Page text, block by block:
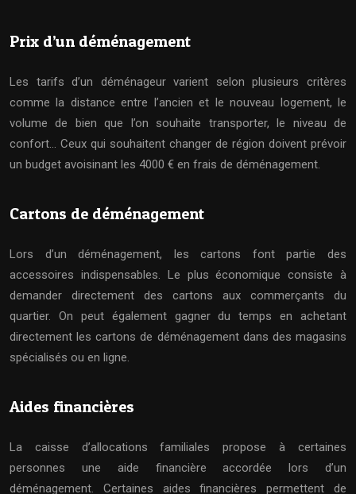
Prix d’un déménagement
Les tarifs d’un déménageur varient selon plusieurs critères
comme la distance entre l’ancien et le nouveau logement, le
volume de bien que l’on souhaite transporter, le niveau de
confort… Ceux qui souhaitent changer de région doivent prévoir
un budget avoisinant les 4000 € en frais de déménagement.
Cartons de déménagement
Lors d’un déménagement, les cartons font partie des
accessoires indispensables. Le plus économique consiste à
demander directement des cartons aux commerçants du
quartier. On peut également gagner du temps en achetant
directement les cartons de déménagement dans des magasins
spécialisés ou en ligne.
Aides financières
La caisse d’allocations familiales propose à certaines
personnes une aide financière accordée lors d’un
déménagement. Certaines aides financières permettent de